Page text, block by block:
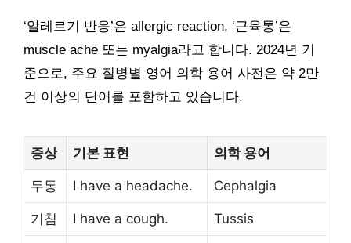
‘알레르기 반응’은 allergic reaction, ‘근육통’은
muscle ache 또는 myalgia라고 합니다. 2024년 기
준으로, 주요 질병별 영어 의학 용어 사전은 약 2만
건 이상의 단어를 포함하고 있습니다.
증상 기본 표현 의학 용어
두통 I have a headache. Cephalgia
기침 I have a cough. Tussis